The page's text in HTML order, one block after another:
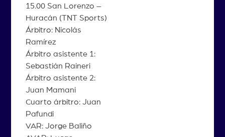
15.00 San Lorenzo –
Huracán (TNT Sports)
Árbitro: Nicolás
Ramírez
Árbitro asistente 1:
Sebastián Raineri
Árbitro asistente 2:
Juan Mamani
Cuarto árbitro: Juan
Pafundi
VAR: Jorge Baliño